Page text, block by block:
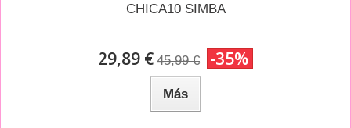
CHICA10 SIMBA
29,89 € 45,99 € -35%
Más